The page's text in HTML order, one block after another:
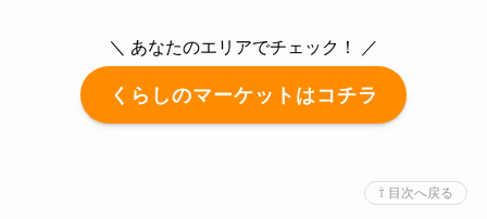
＼ あなたのエリアでチェック！ ／
くらしのマーケットはコチラ
⇧ 目次へ戻る